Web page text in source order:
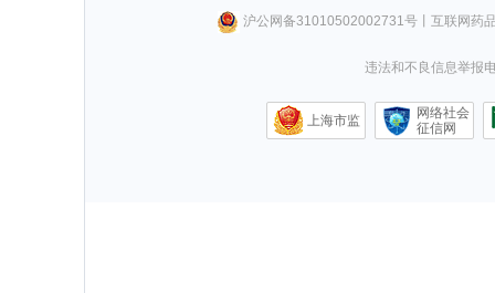
沪公网备31010502002731号丨 互联网药
违法和不良信息举报
上海市监
网络社会
征信网